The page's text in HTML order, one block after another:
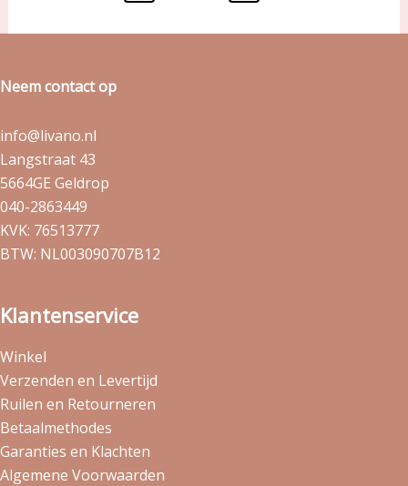
Neem contact op
info@livano.nl
Langstraat 43
5664GE Geldrop
040-2863449
KVK: 76513777
BTW: NL003090707B12
Klantenservice
Winkel
Verzenden en Levertijd
Ruilen en Retourneren
Betaalmethodes
Garanties en Klachten
Algemene Voorwaarden